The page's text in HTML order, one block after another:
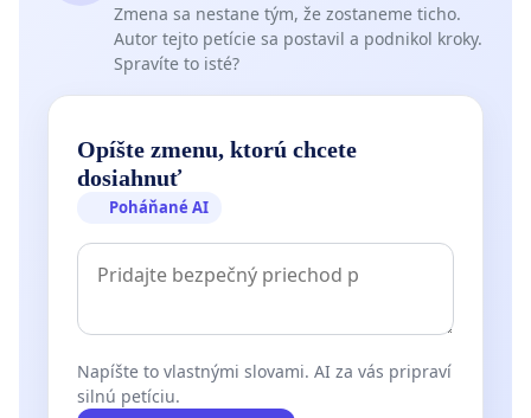
Zmena sa nestane tým, že zostaneme ticho.
Autor tejto petície sa postavil a podnikol kroky.
Spravíte to isté?
Opíšte zmenu, ktorú chcete
dosiahnuť
Poháňané AI
Napíšte to vlastnými slovami. AI za vás pripraví
silnú petíciu.